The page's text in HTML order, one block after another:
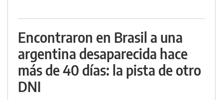
Encontraron en Brasil a una
argentina desaparecida hace
más de 40 días: la pista de otro
DNI